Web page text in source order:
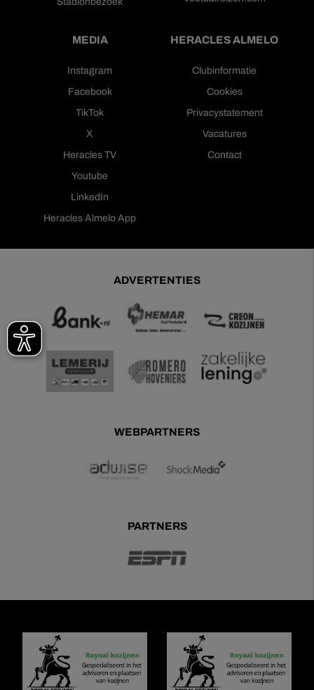
MEDIA
Instagram
Facebook
TikTok
X
Heracles TV
Youtube
LinkedIn
Heracles Almelo App
HERACLES ALMELO
Clubinformatie
Cookies
Privacystatement
Vacatures
Contact
ADVERTENTIES
WEBPARTNERS
PARTNERS